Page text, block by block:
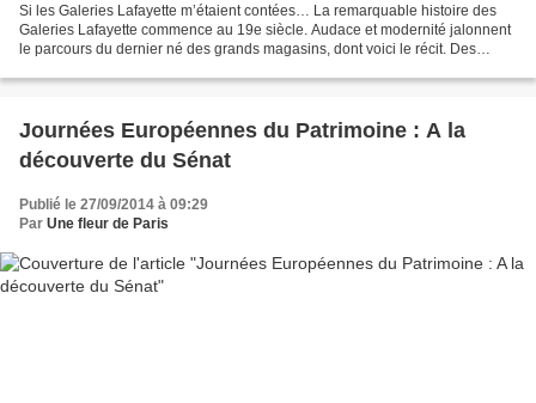
Si les Galeries Lafayette m’étaient contées… La remarquable histoire des
Galeries Lafayette commence au 19e siècle. Audace et modernité jalonnent
le parcours du dernier né des grands magasins, dont voici le récit. Des
Journées Européennes du Patrimoine : A la
découverte du Sénat
Publié le 27/09/2014 à 09:29
Par Une fleur de Paris